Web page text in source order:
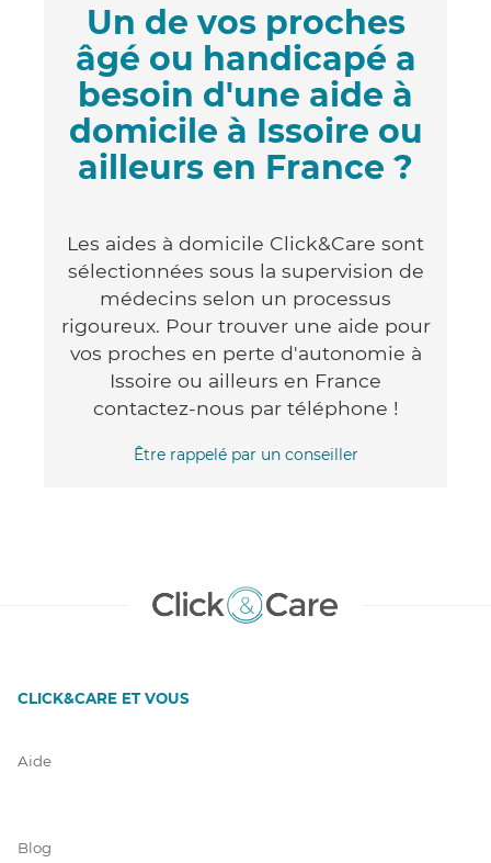
Un de vos proches
âgé ou handicapé a
besoin d'une aide à
domicile à Issoire ou
ailleurs en France ?
Les aides à domicile Click&Care sont
sélectionnées sous la supervision de
médecins selon un processus
rigoureux. Pour trouver une aide pour
vos proches en perte d'autonomie à
Issoire ou ailleurs en France
contactez-nous par téléphone !
Être rappelé par un conseiller
CLICK&CARE ET VOUS
Aide
Blog